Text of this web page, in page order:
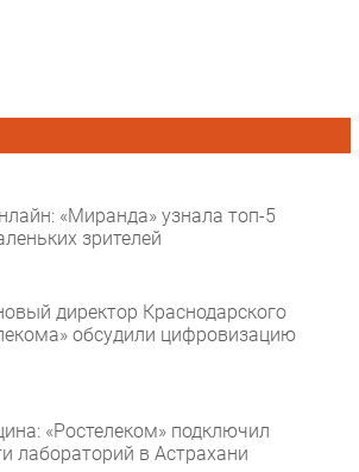
«Миранда» узнала топ-5
зрителей
директор Краснодарского
обсудили цифровизацию
«Ростелеком» подключил
лабораторий в Астрахани